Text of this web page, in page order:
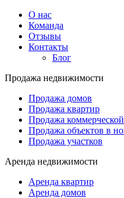
О нас
Команда
Отзывы
Контакты
Блог
Продажа недвижимости
Продажа домов
Продажа квартир
Продажа
Продажа объектов в
Продажа участков
Аренда недвижимости
Аренда квартир
Аренда домов